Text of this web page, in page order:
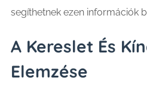
segíthetnek ezen információk
A Kereslet És
Elemzése